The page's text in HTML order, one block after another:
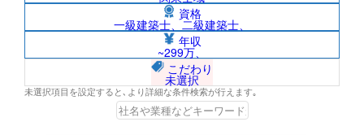
資格
一級建築士、二級建築士、
年収
~299万、
こだわり
未選択
未選択項目を設定すると､より詳細な条件検索が行えます｡
大分県の求人検索結果一覧
検索結果 93 件